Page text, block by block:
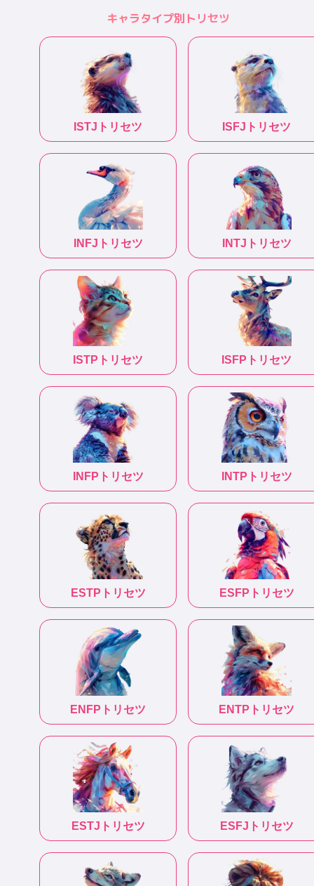
キャラタイプ別トリセツ
ISTJ トリセツ ISFJ トリセツ
INFJ トリセツ INTJ トリセツ
ISTP トリセツ ISFP トリセツ
INFP トリセツ INTP トリセツ
ESTP トリセツ ESFP トリセツ
ENFP トリセツ ENTP トリセツ
ESTJ トリセツ ESFJ トリセツ